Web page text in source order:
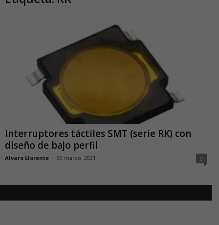
Interruptores táctiles SMT (serie RK) con
diseño de bajo perfil
Alvaro Llorente - 30 marzo, 2021 0